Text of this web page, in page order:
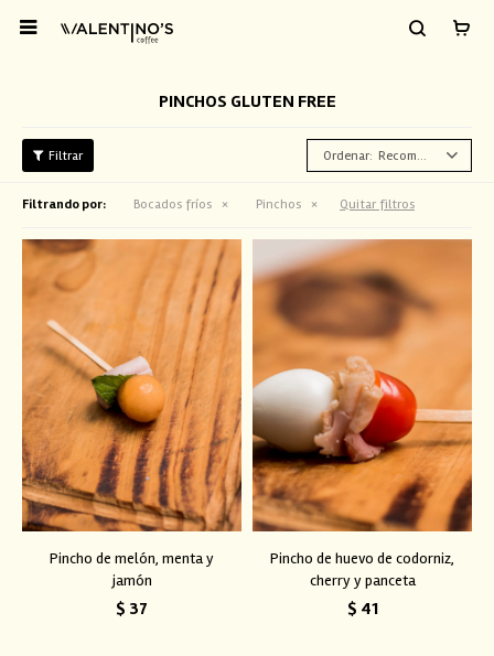

PINCHOS GLUTEN FREE
Recomendados
Filtrando por: Bocados fríos Pinchos Quitar filtros
Pincho de melón, menta y
jamón
$ 37
Pincho de huevo de codorniz,
cherry y panceta
$ 41